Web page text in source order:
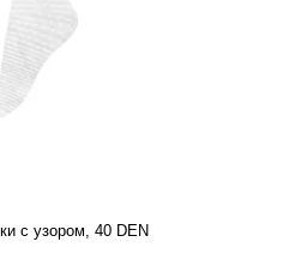
с узором, 40 DEN